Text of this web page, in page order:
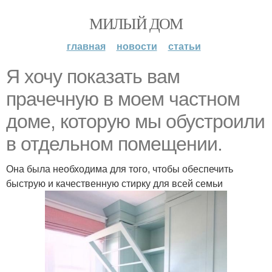
МИЛЫЙ ДОМ
главная новости статьи
Я хочу показать вам
прачечную в моем частном
доме, которую мы обустроили
в отдельном помещении.
Она была необходима для того, чтобы обеспечить
быструю и качественную стирку для всей семьи